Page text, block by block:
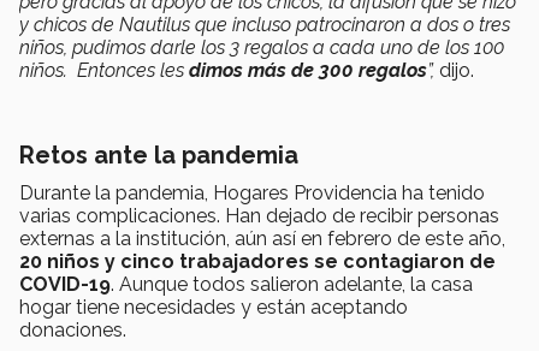
y chicos de Nautilus que incluso patrocinaron a dos o tres
niños, pudimos darle los 3 regalos a cada uno de los 100
niños. Entonces les dimos más de 300 regalos”, dijo.
Retos ante la pandemia
Durante la pandemia, Hogares Providencia ha tenido
varias complicaciones. Han dejado de recibir personas
externas a la institución, aún así en febrero de este año,
20 niños y cinco trabajadores se contagiaron de
COVID-19. Aunque todos salieron adelante, la casa
hogar tiene necesidades y están aceptando
donaciones.